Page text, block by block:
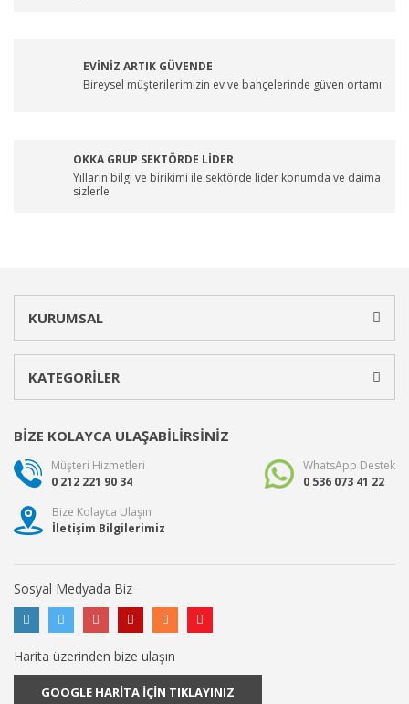
EVİNİZ ARTIK GÜVENDE
Bireysel müşterilerimizin ev ve bahçelerinde güven ortamı
OKKA GRUP SEKTÖRDE LİDER
Yılların bilgi ve birikimi ile sektörde lider konumda ve daima
sizlerle
KURUMSAL
KATEGORİLER
BİZE KOLAYCA ULAŞABİLİRSİNİZ
Müşteri Hizmetleri
0 212 221 90 34
WhatsApp Destek
0 536 073 41 22
Bize Kolayca Ulaşın
İletişim Bilgilerimiz
Sosyal Medyada Biz
Harita üzerinden bize ulaşın
GOOGLE HARİTA İÇİN TIKLAYINIZ